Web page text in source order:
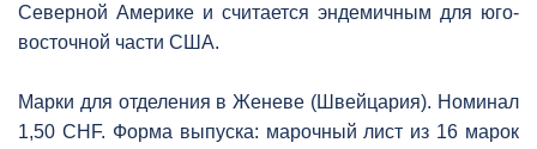
Северной Америке и считается эндемичным для юго-
восточной части США.
Марки для отделения в Женеве (Швейцария). Номинал
1,50 CHF. Форма выпуска: марочный лист из 16 марок